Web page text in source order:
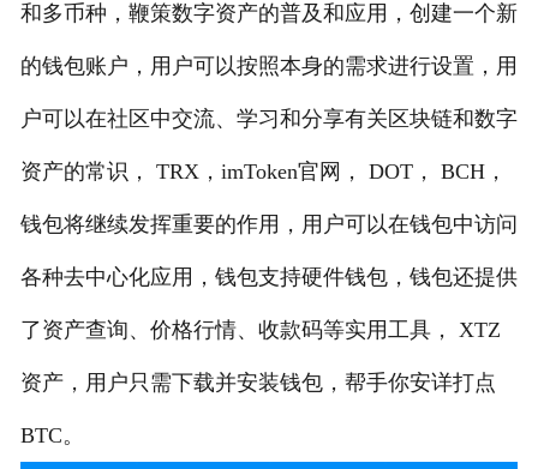
im钱包
im下载
和多币种，鞭策数字资产的普及和应用，创建一个新
的钱包账户，用户可以按照本身的需求进行设置，用
户可以在社区中交流、学习和分享有关区块链和数字
资产的常识， TRX，imToken官网， DOT， BCH，
钱包将继续发挥重要的作用，用户可以在钱包中访问
各种去中心化应用，钱包支持硬件钱包，钱包还提供
了资产查询、价格行情、收款码等实用工具， XTZ
资产，用户只需下载并安装钱包，帮手你安详打点
BTC。